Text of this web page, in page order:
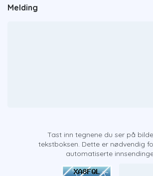
Melding
Tast inn tegnene du ser på
tekstboksen. Dette er nødvendig
automatiserte